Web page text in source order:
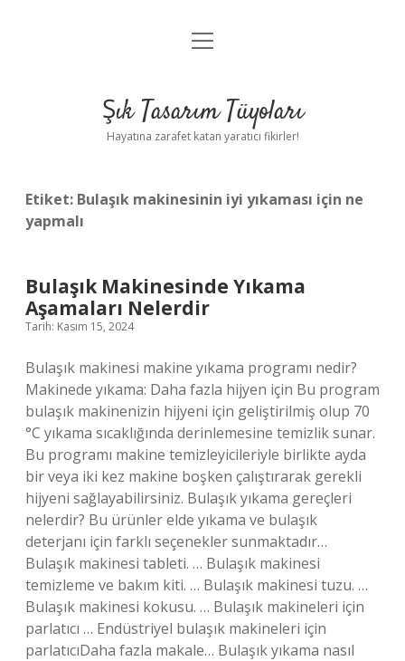
Anasayfa
Yasal Uyarı
menüyü
Şık Tasarım Tüyoları
Hayatına zarafet katan yaratıcı fikirler!
Etiket: Bulaşık makinesinin iyi yıkaması için ne
yapmalı
Bulaşık Makinesinde Yıkama
Aşamaları Nelerdir
Tarih: Kasım 15, 2024
Bulaşık makinesi makine yıkama programı nedir?
Makinede yıkama: Daha fazla hijyen için Bu program
bulaşık makinenizin hijyeni için geliştirilmiş olup 70
°C yıkama sıcaklığında derinlemesine temizlik sunar.
Bu programı makine temizleyicileriyle birlikte ayda
bir veya iki kez makine boşken çalıştırarak gerekli
hijyeni sağlayabilirsiniz. Bulaşık yıkama gereçleri
nelerdir? Bu ürünler elde yıkama ve bulaşık
deterjanı için farklı seçenekler sunmaktadır…
Bulaşık makinesi tableti. … Bulaşık makinesi
temizleme ve bakım kiti. … Bulaşık makinesi tuzu. …
Bulaşık makinesi kokusu. … Bulaşık makineleri için
parlatıcı … Endüstriyel bulaşık makineleri için
parlatıcıDaha fazla makale… Bulaşık yıkama nasıl